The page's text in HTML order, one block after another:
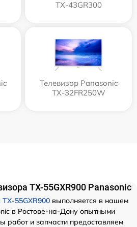
TX-43GR300
Телевизор Panasonic
TX-32FR250W
TX-55GXR900 Panasonic
TX-55GXR900 выполняется в нашем
в Ростове-на-Дону опытными
работ и запчасти предоставляем